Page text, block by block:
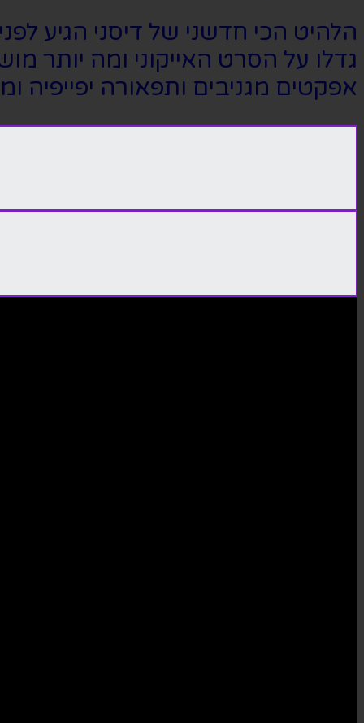
הלהיט הכי חדשני של דיסני הגיע
גדלו על הסרט האייקוני ומה
אפקטים מגניבים ותפאורה יפייפיה